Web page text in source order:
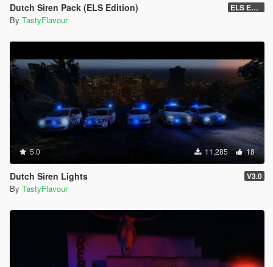
Dutch Siren Pack (ELS Edition) ELS EDITION
By TastyFlavour
5.0 11,285 18
Dutch Siren Lights V3.0
By TastyFlavour